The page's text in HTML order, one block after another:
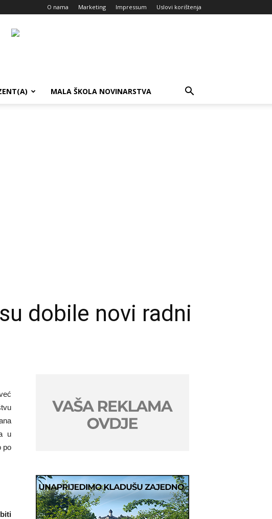
O nama Marketing Impressum Uslovi korištenja
MALA ŠKOLA NOVINARSTVA
dobile novi radni
u
po